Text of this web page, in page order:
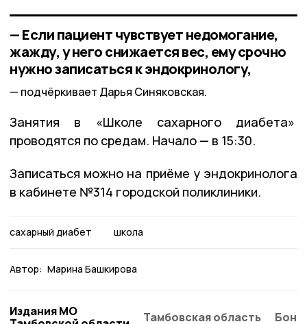
— Если пациент чувствует недомогание,
жажду, у него снижается вес, ему срочно
нужно записаться к эндокринологу,
подчёркивает Дарья Синяковская.
Занятия в «Школе сахарного диабета»
проводятся по средам. Начало — в 15:30.
Записаться можно на приёме у эндокринолога
в кабинете №314 городской поликлиники.
сахарный диабет школа
Автор: Марина Башкирова
Издания МО
Тамбовская область